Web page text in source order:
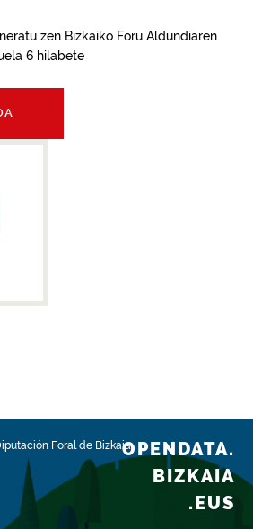
zen Bizkaiko Foru Aldundiaren
6 hilabete
Foral de BizkaiaOPENDATA.
BIZKAIA
.EUS